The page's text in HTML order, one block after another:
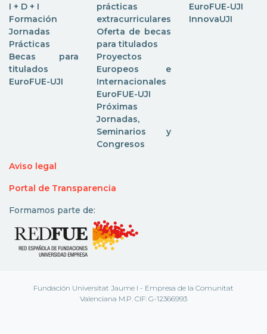
I + D + I
Formación
Jornadas
Prácticas
Becas para
titulados
EuroFUE-UJI
prácticas
extracurriculares
Oferta de becas
para titulados
Proyectos
Europeos e
Internacionales
EuroFUE-UJI
Próximas
Jornadas,
Seminarios y
Congresos
EuroFUE-UJI
InnovaUJI
Aviso legal
Portal de Transparencia
Formamos parte de:
Fundación Universitat Jaume I - Empresa de la Comunitat
Valenciana M.P. CIF: G-12366993